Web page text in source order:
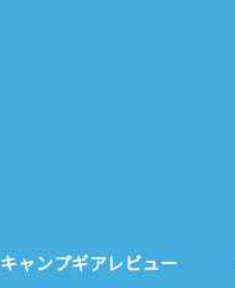
キャンプギアレビュー